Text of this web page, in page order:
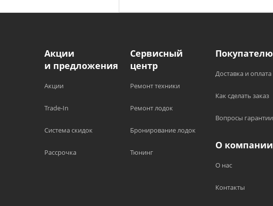
Акции
и предложения
Акции
Trade-In
Система скидок
Рассрочка
Сервисный
центр
Ремонт техники
Ремонт лодок
Бронирование лодок
Тюнинг
Покупателю
Доставка и оплата
Как сделать заказ
Вопросы гарантии
О компании
О нас
Контакты